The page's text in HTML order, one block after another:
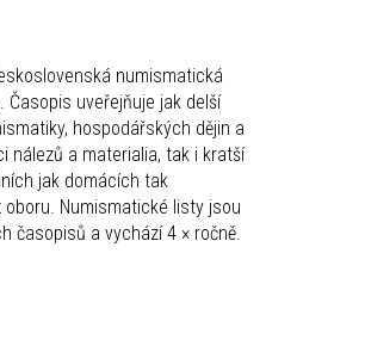
numismatická
Časopis uveřejňuje jak delší
hospodářských dějin a
nálezů a materialia, tak i kratší
jak domácích tak
Numismatické listy jsou
časopisů a vychází 4 × ročně.